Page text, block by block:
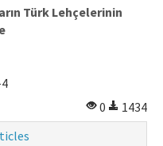
Türk Lehçelerinin
0
1434